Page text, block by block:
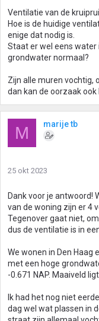
Ventilatie van de
Hoe is de huidige
enige dat nodig is.
Staat er wel eens water
grondwater normaal?
Zijn alle muren vochtig,
dan kan de oorzaak
M marije tb
25 okt 2023
Dank voor je antwoord!
van de woning zijn er 4
Tegenover gaat niet,
dus de ventilatie is in
We wonen in Den Haag
met een hoge
-0.671 NAP. Maaiveld
Ik had het nog niet
dag wel wat plassen in